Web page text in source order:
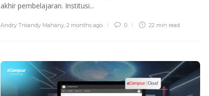
akhir pembelajaran. Institusi...
Andry Trisandy Mahany, 2 months ago 0 22 min read